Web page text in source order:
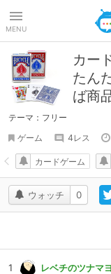
MENU
カー
たん
ば商
テーマ：フリー
ゲーム
4レス
ウォッチ 0
カードゲーム
1 レベチのツナマヨ